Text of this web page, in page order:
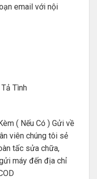
email với nội
Tình
( Nếu Có ) Gửi về
viên chúng tôi sẻ
tấc sửa chữa,
máy đến địa chỉ